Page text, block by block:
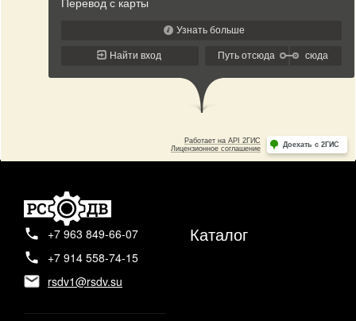
+7 963 849-66-07
+7 914 558-74-15
rsdv1@rsdv.su
Каталог